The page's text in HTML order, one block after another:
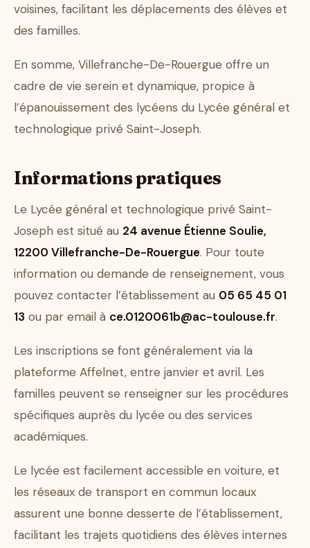
voisines, facilitant les déplacements des élèves et
des familles.
En somme, Villefranche-De-Rouergue offre un
cadre de vie serein et dynamique, propice à
l’épanouissement des lycéens du Lycée général et
technologique privé Saint-Joseph.
Informations pratiques
Le Lycée général et technologique privé Saint-
Joseph est situé au 24 avenue Étienne Soulie,
12200 Villefranche-De-Rouergue. Pour toute
information ou demande de renseignement, vous
pouvez contacter l’établissement au 05 65 45 01
13 ou par email à ce.0120061b@ac-toulouse.fr.
Les inscriptions se font généralement via la
plateforme Affelnet, entre janvier et avril. Les
familles peuvent se renseigner sur les procédures
spécifiques auprès du lycée ou des services
académiques.
Le lycée est facilement accessible en voiture, et
les réseaux de transport en commun locaux
assurent une bonne desserte de l’établissement,
facilitant les trajets quotidiens des élèves internes